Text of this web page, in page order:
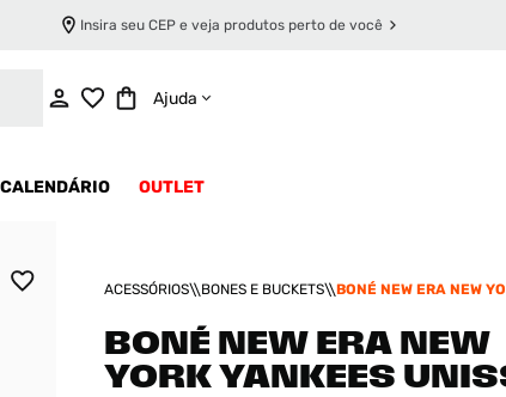
Insira seu CEP e veja produtos perto de você
Ajuda
CALENDÁRIO OUTLET
ACESSÓRIOS BONES E BUCKETS
BONÉ NEW ERA NEW
BONÉ NEW ERA NEW
YORK YANKEES